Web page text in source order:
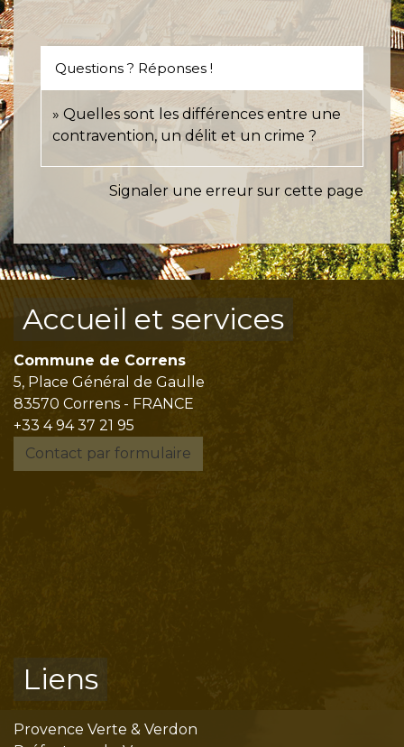
Questions ? Réponses !
Quelles sont les différences entre une
contravention, un délit et un crime ?
Signaler une erreur sur cette page
Accueil et services
Commune de Correns
5, Place Général de Gaulle
83570 Correns - FRANCE
+33 4 94 37 21 95
Contact par formulaire
Liens
Provence Verte & Verdon